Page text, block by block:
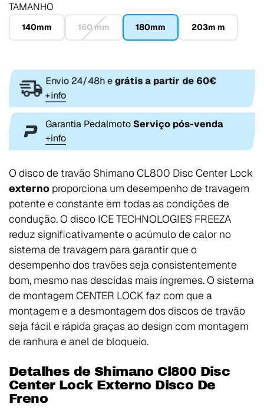
TAMANHO
140mm 160 mm 180mm 203m m
Envio 24/48h egrátis a partir de 60€
+info
Garantia Pedalmoto Serviço pós-venda
+info
O disco de travão Shimano CL800 Disc Center Lock
externo proporciona um desempenho de travagem
potente e constante em todas as condições de
condução. O disco ICE TECHNOLOGIES FREEZA
reduz significativamente o acúmulo de calor no
sistema de travagem para garantir que o
desempenho dos travões seja consistentemente
bom, mesmo nas descidas mais íngremes. O sistema
de montagem CENTER LOCK faz com que a
montagem e a desmontagem dos discos de travão
seja fácil e rápida graças ao design com montagem
de ranhura e anel de bloqueio.
Detalhes de Shimano Cl800 Disc
Center Lock Externo Disco De
Freno